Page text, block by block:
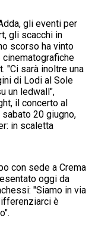
gli eventi per
gli scacchi in
scorso ha vinto
"Ci sarà inoltre una
di Lodi al Sole
un ledwall",
il concerto al
20 giugno,
in scaletta
con sede a Crema
oggi da
"Siamo in via
è